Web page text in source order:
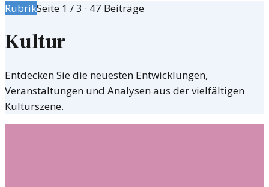
RubrikSeite 1 /3 · 47 Beiträge
Kultur
Entdecken Sie die neuesten Entwicklungen,
Veranstaltungen und Analysen aus der vielfältigen
Kulturszene.